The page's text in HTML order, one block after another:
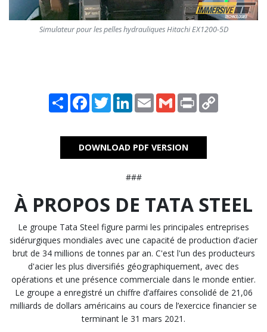
Simulateur pour les pelles hydrauliques Hitachi EX1200-5D
Share Facebook
TwitterLinkedInEmail Gmail Print
DOWNLOAD PDF VERSION
###
À PROPOS DE TATA STEEL
Le groupe Tata Steel figure parmi les principales entreprises
sidérurgiques mondiales avec une capacité de production d’acier
brut de 34 millions de tonnes par an. C'est l'un des producteurs
d'acier les plus diversifiés géographiquement, avec des
opérations et une présence commerciale dans le monde entier.
Le groupe a enregistré un chiffre d’affaires consolidé de 21,06
milliards de dollars américains au cours de l’exercice financier se
terminant le 31 mars 2021.